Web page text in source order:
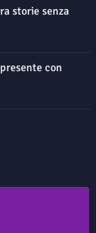
storie senza
con